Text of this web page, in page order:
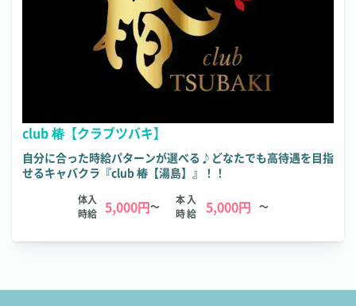
club 椿【クラブツバキ】
自分に合った時給パターンが選べる♪どなたでも高待遇を目指
せるキャバクラ『club 椿【湯島】』！！
体入
時給 5,000円～
本入
時給
5,000円 ～